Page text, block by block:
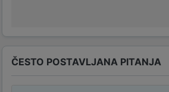
ČESTO POSTAVLJANA PITANJA